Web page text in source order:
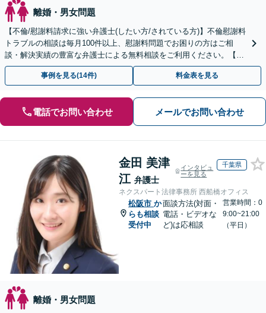
離婚・男女問題
【不倫/慰謝料請求に強い弁護士(したい方/されている方)】不倫慰謝料
トラブルの相談は毎月100件以上、慰謝料問題でお困りの方はご相
談・解決実績の豊富な弁護士による無料相談をご利用ください。【初
回相談０円(電話)】【全国対応】
事例を見る(14件) 料金表を見る
電話でお問い合わせ メールでお問い合わせ
金田 美津
江 弁護士
インタビュ
ーを見る
千葉県
ネクスパート法律事務所 西船橋オフィス
松阪市 か
らも相談
受付中
面談方法(対面・
電話・ビデオな
ど)は応相談
営業時間：0
9:00~21:00
（平日）
離婚・男女問題